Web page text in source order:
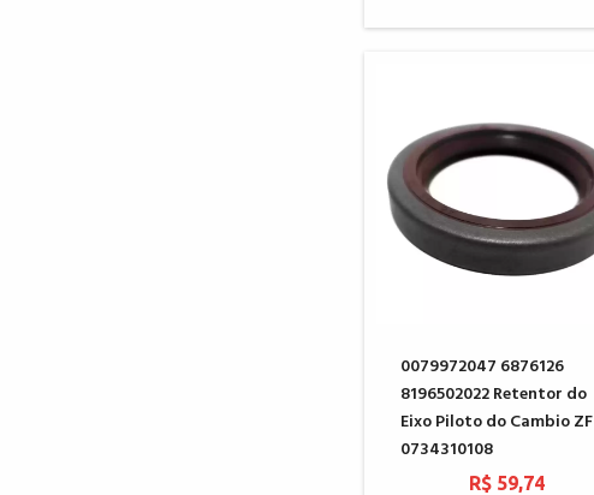
0079972047 6876126
8196502022 Retentor do
Eixo Piloto do Cambio ZF
0734310108
R$ 59,74